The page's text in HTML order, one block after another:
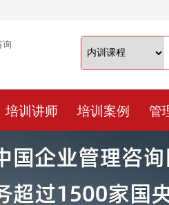
培训讲师 培训案例 管